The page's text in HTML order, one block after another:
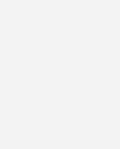
obwohl die Fachleute
das Engagement von Schüler
von der Verwendung von
Abluftanlagen, die etwa mit
können das Lüften nicht
Sachgebiets Innenraumklima
führen keine Frischluft von
ist für den
erfüllt